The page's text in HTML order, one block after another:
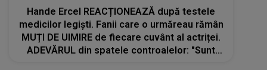
Hande Ercel REACȚIONEAZĂ după testele
medicilor legiști. Fanii care o urmăreau rămân
MUȚI DE UIMIRE de fiecare cuvânt al actriței.
ADEVĂRUL din spatele controalelor: "Sunt